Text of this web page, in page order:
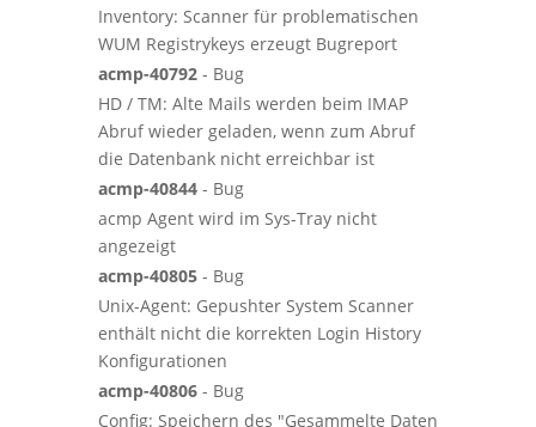
Inventory: Scanner für problematischen
WUM Registrykeys erzeugt Bugreport
acmp-40792- Bug
HD / TM: Alte Mails werden beim IMAP
Abruf wieder geladen, wenn zum Abruf
die Datenbank nicht erreichbar ist
acmp-40844- Bug
acmp Agent wird im Sys-Tray nicht
angezeigt
acmp-40805- Bug
Unix-Agent: Gepushter System Scanner
enthält nicht die korrekten Login History
Konfigurationen
acmp-40806- Bug
Config: Speichern des "Gesammelte Daten